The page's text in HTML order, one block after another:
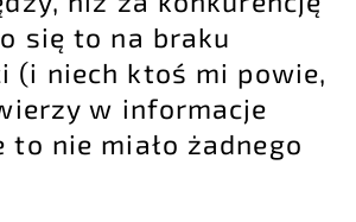
się to na braku
(i niech ktoś mi powie,
w informacje
to nie miało żadnego